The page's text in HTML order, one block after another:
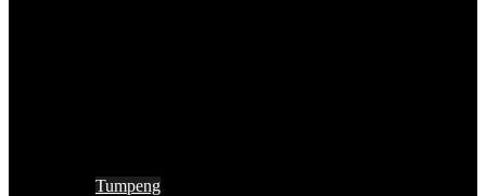
Tumpeng